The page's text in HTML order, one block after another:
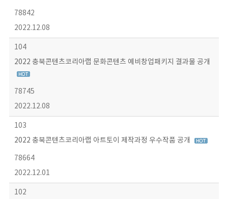
78842
2022.12.08
104
2022 충북콘텐츠코리아랩 문화콘텐츠 예비창업패키지 결과물 공개
78745
2022.12.08
103
2022 충북콘텐츠코리아랩 아트토이 제작과정 우수작품 공개
78664
2022.12.01
102